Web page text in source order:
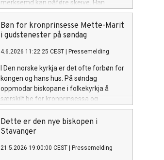
merksemd kan påføre skeive. Han
oppmodar alle til å vere medvitne korleis
vi møter kvarandre.
Bøn for kronprinsesse Mette-Marit
i gudstenester på søndag
4.6.2026 11:22:25 CEST Pressemelding
I Den norske kyrkja er det ofte forbøn for
kongen og hans hus. På søndag
oppmodar biskopane i folkekyrkja å
særskilt be for kronprinsessa og
familien.
Dette er den nye biskopen i
Stavanger
21.5.2026 19:00:00 CEST Pressemelding